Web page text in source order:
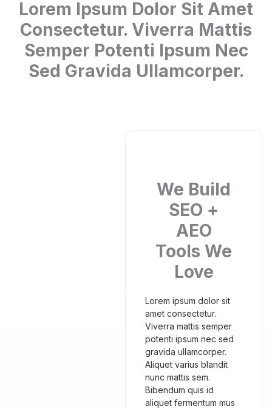
Lorem Ipsum Dolor Sit Amet
Consectetur. Viverra Mattis
Semper Potenti Ipsum Nec
Sed Gravida Ullamcorper.
We Build
SEO +
AEO
Tools We
Love
Lorem ipsum dolor sit
amet consectetur.
Viverra mattis semper
potenti ipsum nec sed
gravida ullamcorper.
Aliquet varius blandit
nunc mattis sem.
Bibendum quis id
aliquet fermentum mus